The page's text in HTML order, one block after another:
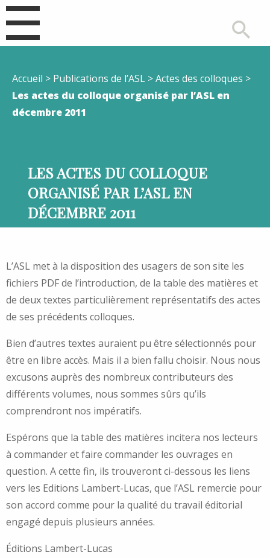
Accueil > Publications de l’ASL > Actes des colloques >
Les actes du colloque organisé par l’ASL en
décembre 2011
LES ACTES DU COLLOQUE
ORGANISÉ PAR L’ASL EN
DÉCEMBRE 2011
L’ASL met à la disposition des usagers de son site les
fichiers PDF de l’introduction, de la table des matières et
de deux textes particulièrement représentatifs des actes
de ses précédents colloques.
Bien d’autres textes auraient pu être sélectionnés pour
être en libre accès. Mais il a bien fallu choisir. Nous nous
excusons auprès des nombreux contributeurs des
différents volumes, nous sommes sûrs qu’ils
comprendront nos impératifs.
Espérons que la table des matières incitera nos lecteurs
à commander et faire commander les ouvrages en
question. A cette fin, ils trouveront ci-dessous les liens
vers les Editions Lambert-Lucas, que l’ASL remercie pour
son accord comme pour la qualité du travail éditorial
engagé depuis plusieurs années.
Éditions Lambert-Lucas